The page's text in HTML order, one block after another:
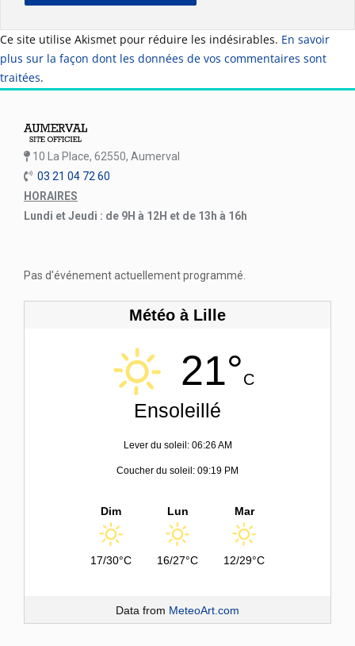
Ce site utilise Akismet pour réduire les indésirables. En savoir
plus sur la façon dont les données de vos commentaires sont
traitées.
10 La Place, 62550, Aumerval
03 21 04 72 60
HORAIRES
Lundi et Jeudi : de 9H à 12H et de 13h à 16h
Pas d'événement actuellement programmé.
Météo à Lille
21°C
Ensoleillé
Lever du soleil: 06:26 AM
Coucher du soleil: 09:19 PM
Dim
17/30°C
Lun
16/27°C
Mar
12/29°C
Data from MeteoArt.com